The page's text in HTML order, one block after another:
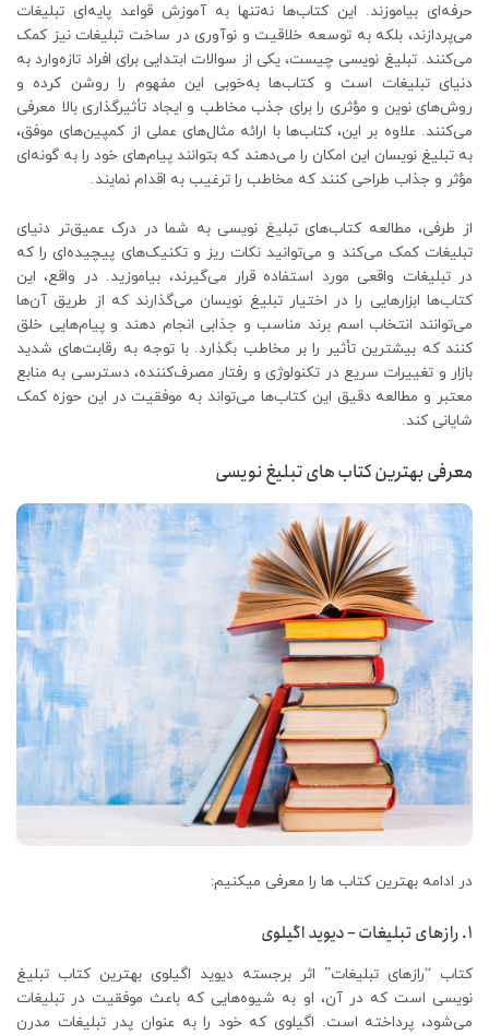
حرفه‌ای بیاموزند. این کتاب‌ها نه‌تنها به آموزش قواعد پایه‌ای تبلیغات
می‌پردازند، بلکه به توسعه خلاقیت و نوآوری در ساخت تبلیغات نیز کمک
می‌کنند. تبلیغ نویسی چیست، یکی از سوالات ابتدایی برای افراد تازه‌وارد به
دنیای تبلیغات است و کتاب‌ها به‌خوبی این مفهوم را روشن کرده و
روش‌های نوین و مؤثری را برای جذب مخاطب و ایجاد تأثیرگذاری بالا معرفی
می‌کنند. علاوه بر این، کتاب‌ها با ارائه مثال‌های عملی از کمپین‌های موفق،
به تبلیغ نویسان این امکان را می‌دهند که بتوانند پیام‌های خود را به گونه‌ای
مؤثر و جذاب طراحی کنند که مخاطب را ترغیب به اقدام نمایند.
از طرفی، مطالعه کتاب‌های تبلیغ نویسی به شما در درک عمیق‌تر دنیای
تبلیغات کمک می‌کند و می‌توانید نکات ریز و تکنیک‌های پیچیده‌ای را که
در تبلیغات واقعی مورد استفاده قرار می‌گیرند، بیاموزید. در واقع، این
کتاب‌ها ابزارهایی را در اختیار تبلیغ نویسان می‌گذارند که از طریق آن‌ها
می‌توانند انتخاب اسم برند مناسب و جذابی انجام دهند و پیام‌هایی خلق
کنند که بیشترین تأثیر را بر مخاطب بگذارد. با توجه به رقابت‌های شدید
بازار و تغییرات سریع در تکنولوژی و رفتار مصرف‌کننده، دسترسی به منابع
معتبر و مطالعه دقیق این کتاب‌ها می‌تواند به موفقیت در این حوزه کمک
شایانی کند.
معرفی بهترین کتاب های تبلیغ نویسی
در ادامه بهترین کتاب ها را معرفی میکنیم:
1. رازهای تبلیغات – دیوید اگیلوی
کتاب “رازهای تبلیغات” اثر برجسته دیوید اگیلوی بهترین کتاب تبلیغ
نویسی است که در آن، او به شیوه‌هایی که باعث موفقیت در تبلیغات
می‌شود، پرداخته است. اگیلوی که خود را به عنوان پدر تبلیغات مدرن